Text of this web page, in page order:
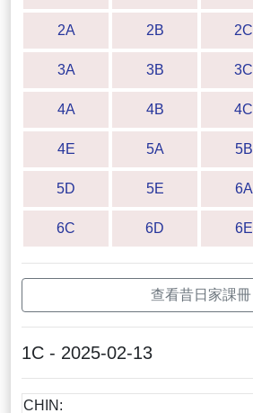
2A 2B 2C
3A 3B 3C
4A 4B 4C
4E 5A 5B
5D 5E 6A
6C 6D 6E
查看昔日家課冊
1C - 2025-02-13
CHIN: